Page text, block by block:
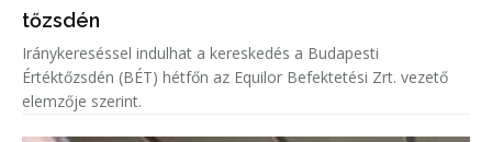
tőzsdén
Iránykereséssel indulhat a kereskedés a Budapesti
Értéktőzsdén (BÉT) hétfőn az Equilor Befektetési Zrt. vezető
elemzője szerint.